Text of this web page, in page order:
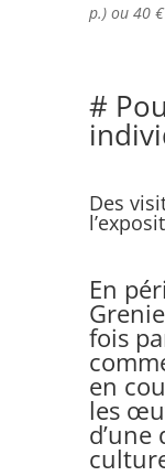
p.) ou 40
#
Des
En
fois
en
les